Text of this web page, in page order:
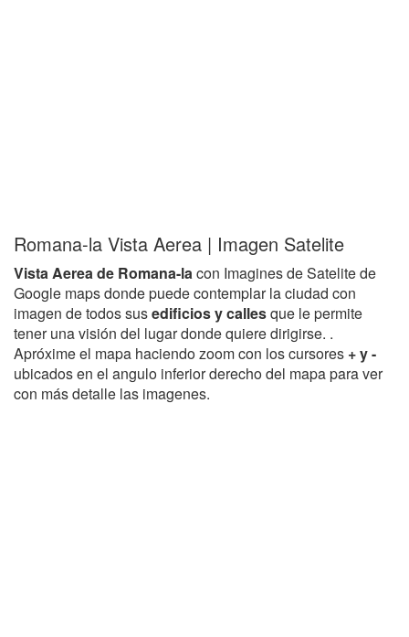
Romana-la Vista Aerea | Imagen Satelite
Vista Aerea de Romana-lacon Imagines de Satelite de
Google maps donde puede contemplar la ciudad con
imagen de todos susedificios y callesque le permite
tener una visión del lugar donde quiere dirigirse. .
Apróxime el mapa haciendo zoom con los cursores + y -
ubicados en el angulo inferior derecho del mapa para ver
con más detalle las imagenes.